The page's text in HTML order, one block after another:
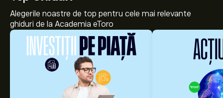
Alegerile noastre de top pentru cele mai relevante
ghiduri de la Academia eToro